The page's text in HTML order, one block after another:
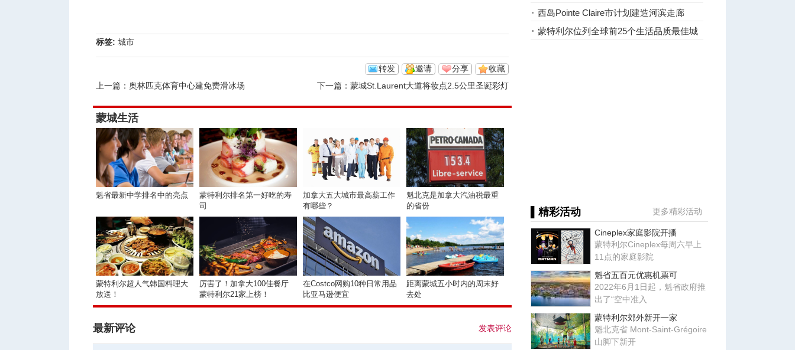
标签: 城市
收藏
分享
邀请
转发
上一篇： 奥林匹克体育中心建免费滑冰场 下一篇： 蒙城St.Laurent大道将妆点2.5公里圣诞彩灯
蒙城生活
魁省最新中学排名中的亮点
蒙特利尔排名第一好吃的寿
司
加拿大五大城市最高薪工作
有哪些？
魁北克是加拿大汽油税最重
的省份
蒙特利尔超人气韩国料理大
放送！
厉害了！加拿大100佳餐厅
蒙特利尔21家上榜！
在Costco网购10种日常用品
比亚马逊便宜
距离蒙城五小时内的周末好
去处
发表评论
最新评论
十不入
西岛Pointe Claire市计划建造河滨走廊
蒙特利尔位列全球前25个生活品质最佳城
▌精彩活动 更多精彩活动
Cineplex家庭影院开播
蒙特利尔Cineplex每周六早上
11点的家庭影院
魁省五百元优惠机票可
2022年6月1日起，魁省政府推
出了“空中准入
蒙特利尔郊外新开一家
魁北克省 Mont-Saint-Grégoire
山脚下新开